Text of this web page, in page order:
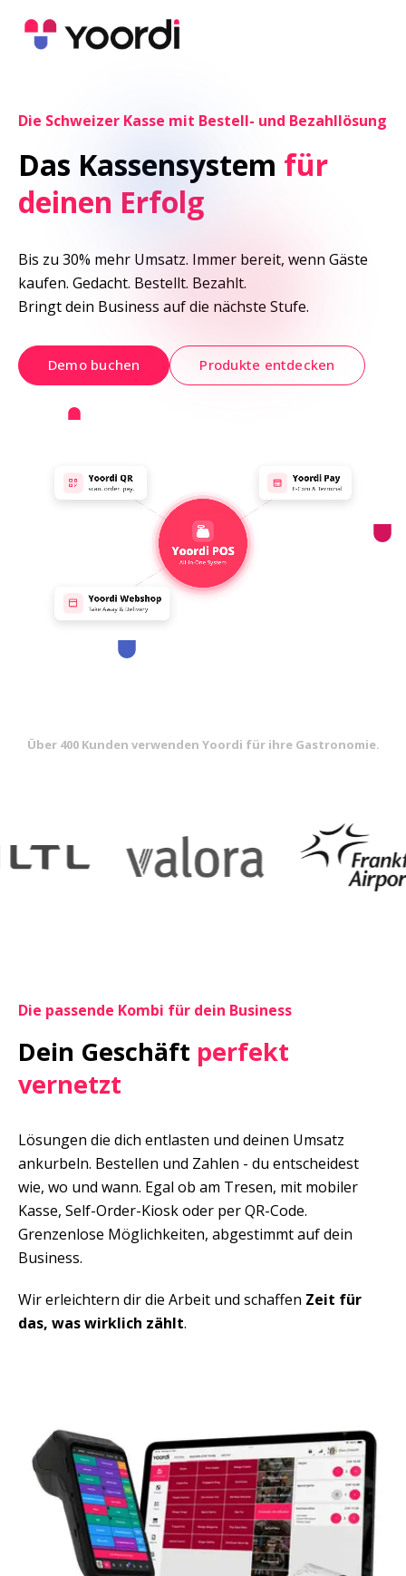
Die Schweizer Kasse mit Bestell- und Bezahllösung
Das Kassensystem für
deinen Erfolg
Bis zu 30% mehr Umsatz. Immer bereit, wenn Gäste
kaufen. Gedacht. Bestellt. Bezahlt.
Bringt dein Business auf die nächste Stufe.
Demo buchen Produkte entdecken
Über 400 Kunden verwenden Yoordi für ihre Gastronomie.
Die passende Kombi für dein Business
Dein Geschäft perfekt
vernetzt
Lösungen die dich entlasten und deinen Umsatz
ankurbeln. Bestellen und Zahlen - du entscheidest
wie, wo und wann. Egal ob am Tresen, mit mobiler
Kasse, Self-Order-Kiosk oder per QR-Code.
Grenzenlose Möglichkeiten, abgestimmt auf dein
Business.
Wir erleichtern dir die Arbeit und schaffen Zeit für
das, was wirklich zählt.